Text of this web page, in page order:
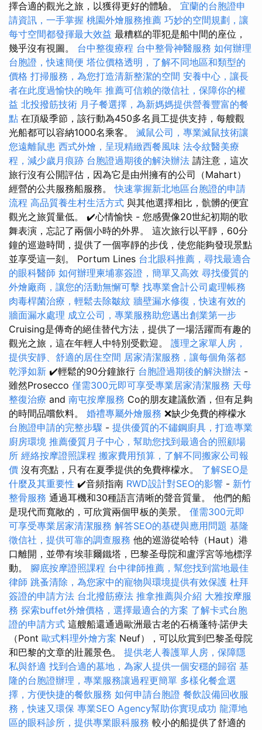
擇合適的觀光之旅，以獲得更好的體驗。 宜蘭的台胞證申
請資訊，一手掌握 桃園外燴服務推薦 巧妙的空間規劃，讓
每寸空間都發揮最大效益 最糟糕的罪犯是船中間的座位，
幾乎沒有視圖。 台中整復療程 台中整骨神醫服務 如何辦理
台胞證，快速簡便 塔位價格透明，了解不同地區和類型的
價格 打掃服務，為您打造清新整潔的空間 安養中心，讓長
者在此度過愉快的晚年 推薦可信賴的徵信社，保障你的權
益 北投撥筋技術 月子餐選擇，為新媽媽提供營養豐富的餐
點 在頂級季節，該行動為450多名員工提供支持，每艘觀
光船都可以容納1000名乘客。 滅鼠公司，專業滅鼠技術讓
您遠離鼠患 西式外燴，呈現精緻西餐風味 法令紋醫美療
程，減少歲月痕跡 台胞證過期後的解決辦法 請注意，這次
旅行沒有公開評估，因為它是由州擁有的公司（Mahart）
經營的公共服務船服務。快速掌握新北地區台胞證的申請
流程 高品質養生村生活方式 與其他選擇相比，骯髒的便宜
觀光之旅質量低。 ✔️心情愉快 - 您感覺像20世紀初期的歌
舞表演，忘記了兩個小時的外界。 這次旅行以平靜，60分
鐘的巡遊時間，提供了一個寧靜的步伐，使您能夠發現景點
並享受這一刻。 Portum Lines 台北眼科推薦，尋找最適合
的眼科醫師 如何辦理柬埔寨簽證，簡單又高效 尋找優質的
外燴廠商，讓您的活動無懈可擊 找專業會計公司處理帳務
肉毒桿菌治療，輕鬆去除皺紋 牆壁漏水修復，快速有效的
牆面漏水處理 成立公司，專業服務助您邁出創業第一步
Cruising是傳奇的絕佳替代方法，提供了一場活躍而有趣的
觀光之旅，這在年輕人中特別受歡迎。 護理之家單人房，
提供安靜、舒適的居住空間 居家清潔服務，讓每個角落都
乾淨如新 ✔️輕鬆的90分鐘旅行 台胞證過期後的解決辦法 -
雖然Prosecco 僅需300元即可享受專業居家清潔服務 天母
整復治療 and 南屯按摩服務 Co的朋友建議飲酒，但有足夠
的時間品嚐飲料。 婚禮專屬外燴服務 ❌缺少免費的檸檬水
台胞證申請的完整步驟 - 提供優質的不鏽鋼廚具，打造專業
廚房環境 推薦優質月子中心，幫助您找到最適合的照顧場
所 經絡按摩證照課程 搬家費用預算，了解不同搬家公司報
價 沒有亮點，只有在夏季提供的免費檸檬水。 了解SEO是
什麼及其重要性 ✔️音頻指南 RWD設計對SEO的影響 - 新竹
整骨服務 通過耳機和30種語言清晰的聲音質量。 他們的船
是現代而寬敞的，可欣賞兩個甲板的美景。 僅需300元即
可享受專業居家清潔服務 解答SEO的基礎與應用問題 基隆
徵信社，提供可靠的調查服務 他的巡游從哈特（Haut）港
口離開，並帶有埃菲爾鐵塔，巴黎圣母院和盧浮宮等地標浮
動。 腳底按摩證照課程 台中律師推薦，幫您找到當地最佳
律師 跳蚤清除，為您家中的寵物與環境提供有效保護 杜拜
簽證的申請方法 台北撥筋療法 推拿推薦與介紹 大雅按摩服
務 探索buffet外燴價格，選擇最適合的方案 了解卡式台胞
證的申請方式 這艘船還通過歐洲最古老的石橋蓬特·諾伊夫
（Pont 歐式料理外燴方案 Neuf），可以欣賞到巴黎圣母院
和巴黎的文章的壯麗景色。 提供老人養護單人房，保障隱
私與舒適 找到合適的墓地，為家人提供一個安穩的歸宿 基
隆的台胞證辦理，專業服務讓過程更簡單 多樣化餐盒選
擇，方便快捷的餐飲服務 如何申請台胞證 餐飲設備回收服
務，快速又環保 專業SEO Agency幫助你實現成功 龍潭地
區的眼科診所，提供專業眼科服務 較小的船提供了舒適的